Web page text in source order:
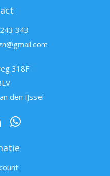
343
318F
den IJssel